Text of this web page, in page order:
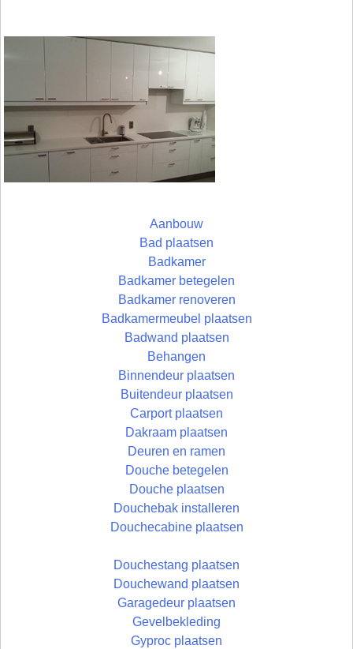
Aanbouw
Bad plaatsen
Badkamer
Badkamer betegelen
Badkamer renoveren
Badkamermeubel plaatsen
Badwand plaatsen
Behangen
Binnendeur plaatsen
Buitendeur plaatsen
Carport plaatsen
Dakraam plaatsen
Deuren en ramen
Douche betegelen
Douche plaatsen
Douchebak installeren
Douchecabine plaatsen
Douchestang plaatsen
Douchewand plaatsen
Garagedeur plaatsen
Gevelbekleding
Gyproc plaatsen